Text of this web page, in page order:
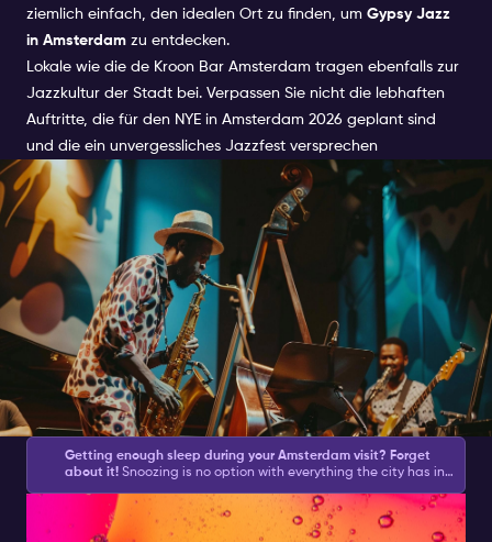
ziemlich einfach, den idealen Ort zu finden, um Gypsy Jazz
in Amsterdam zu entdecken.
Lokale wie die de Kroon Bar Amsterdam tragen ebenfalls zur
Jazzkultur der Stadt bei. Verpassen Sie nicht die lebhaften
Auftritte, die für den NYE in Amsterdam 2026 geplant sind
und die ein unvergessliches Jazzfest versprechen
Getting enough sleep during your Amsterdam visit? Forget
about it! Snoozing is no option with everything the city has in
Nightlife Ticket brings you at night.
Amsterdam asks for action
and with this list ofAmsterdam activities, you will be sure to
get plenty. We have created a good mix of partying, culture,
Entdeckung der besten